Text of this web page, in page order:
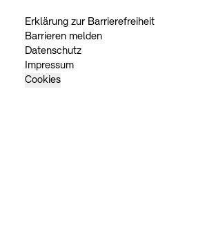
Erklärung zur Barrierefreiheit
Barrieren melden
Datenschutz
Impressum
Cookies